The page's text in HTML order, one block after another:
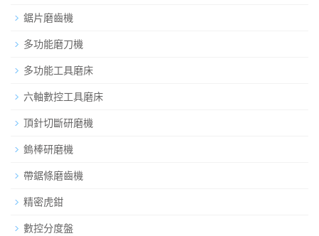
鋸片磨齒機
多功能磨刀機
多功能工具磨床
六軸數控工具磨床
頂針切斷研磨機
鎢棒研磨機
帶鋸條磨齒機
精密虎鉗
數控分度盤